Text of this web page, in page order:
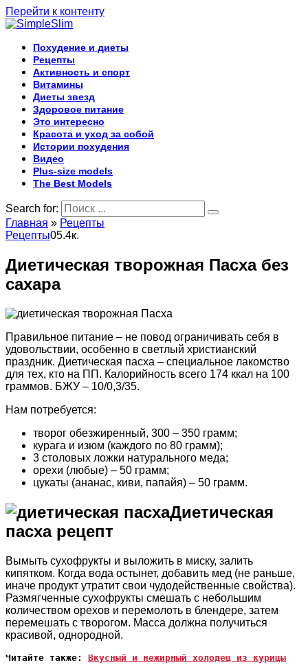
Перейти к контенту
Похудение и диеты
Рецепты
Активность и спорт
Витамины
Диеты звезд
Здоровое питание
Это интересно
Красота и уход за собой
Истории похудения
Видео
Plus-size models
The Best Models
Search for:
Главная » Рецепты
Рецепты05.4к.
Диетическая творожная Пасха без
сахара
Правильное питание – не повод ограничивать себя в
удовольствии, особенно в светлый христианский
праздник. Диетическая пасха – специальное лакомство
для тех, кто на ПП. Калорийность всего 174 ккал на 100
граммов. БЖУ – 10/0,3/35.
Нам потребуется:
творог обезжиренный, 300 – 350 грамм;
курага и изюм (каждого по 80 грамм);
3 столовых ложки натурального меда;
орехи (любые) – 50 грамм;
цукаты (ананас, киви, папайя) – 50 грамм.
Диетическая
пасха рецепт
Вымыть сухофрукты и выложить в миску, залить
кипятком. Когда вода остынет, добавить мед (не раньше,
иначе продукт утратит свои чудодейственные свойства).
Размягченные сухофрукты смешать с небольшим
количеством орехов и перемолоть в блендере, затем
перемешать с творогом. Масса должна получиться
красивой, однородной.
Читайте также: Вкусный и нежирный холодец из курицы